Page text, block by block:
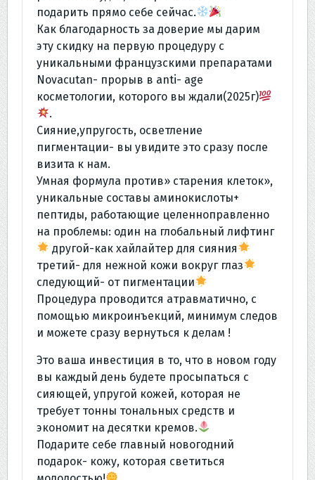
подарить прямо себе сейчас.
Как благодарность за доверие мы дарим
эту скидку на первую процедуру с
уникальными французскими препаратами
Novacutan- прорыв в anti- age
косметологии, которого вы ждали(2025г)
.
Сияние,упругость, осветление
пигментации- вы увидите это сразу после
визита к нам.
Умная формула против» старения клеток»,
уникальные составы аминокислоты+
пептиды, работающие целенноправленно
на проблемы: один на глобальный лифтинг
другой-как хайлайтер для сияния
третий- для нежной кожи вокруг глаз
следующий- от пигментации
Процедура проводится атравматично, с
помощью микроинъекций, минимум следов
и можете сразу вернуться к делам !
Это ваша инвестиция в то, что в новом году
вы каждый день будете просыпаться с
сияющей, упругой кожей, которая не
требует тонны тональных средств и
экономит на десятки кремов.
Подарите себе главный новогодний
подарок- кожу, которая светиться